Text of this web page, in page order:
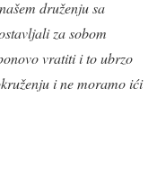
druženju sa
za sobom
vratiti i to ubrzo
i ne moramo ići